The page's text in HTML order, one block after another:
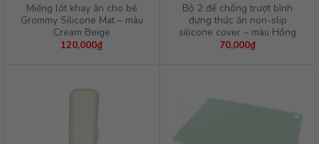
Miếng lót khay ăn cho bé
Grommy Silicone Mat – màu
Cream Beige
120,000₫
Bộ 2 đế chống trượt bình
đựng thức ăn non-slip
silicone cover – màu Hồng
70,000₫